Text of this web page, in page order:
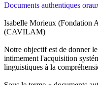
Documents authentiques
Isabelle Morieux (Fondation
(CAVILAM)
Notre objectif est de donner
intimement l'acquisition
linguistiques à la